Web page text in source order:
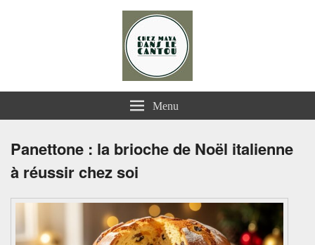
Chez Maya dans le Cantou
Menu
Panettone : la brioche de Noël italienne
à réussir chez soi